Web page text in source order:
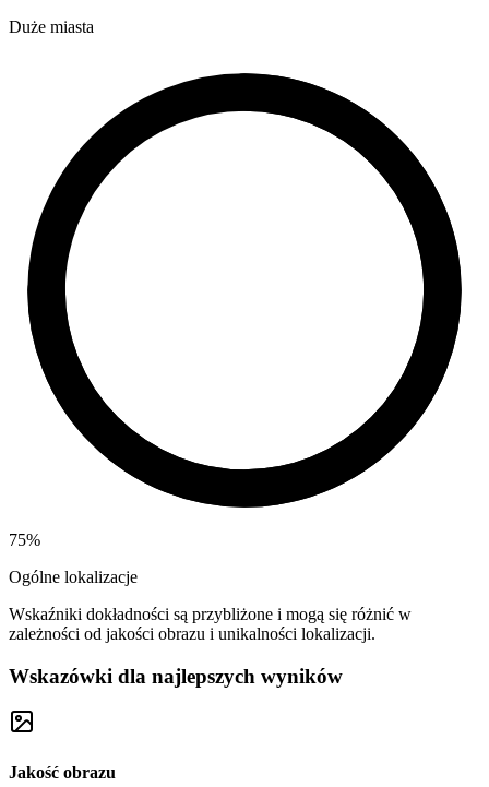
Duże miasta
75%
Ogólne lokalizacje
Wskaźniki dokładności są przybliżone i mogą się różnić w
zależności od jakości obrazu i unikalności lokalizacji.
Wskazówki dla najlepszych wyników
Jakość obrazu